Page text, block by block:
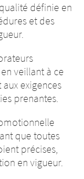
définie en
et des
veillant à ce
exigences
prenantes.
que toutes
précises,
en vigueur.